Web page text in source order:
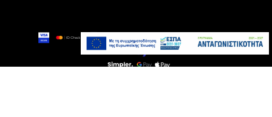
Τελευταία τεμάχια
Προσθήκη στο καλάθι